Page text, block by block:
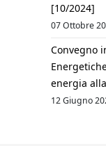
[10/2024]
07 Ottobre
Convegno
energia
12 Giugno